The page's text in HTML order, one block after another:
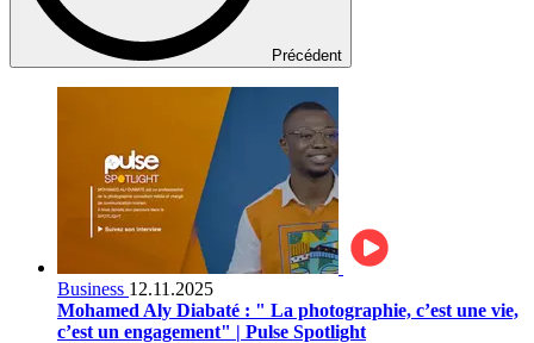
Précédent
Business 12.11.2025
Mohamed Aly Diabaté : " La photographie, c’est une vie,
c’est un engagement" | Pulse Spotlight